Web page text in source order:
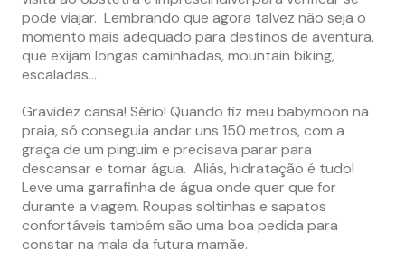
pode viajar. Lembrando que agora talvez não seja o
momento mais adequado para destinos de aventura,
que exijam longas caminhadas, mountain biking,
escaladas…
Gravidez cansa! Sério! Quando fiz meu babymoon na
praia, só conseguia andar uns 150 metros, com a
graça de um pinguim e precisava parar para
descansar e tomar água. Aliás, hidratação é tudo!
Leve uma garrafinha de água onde quer que for
durante a viagem. Roupas soltinhas e sapatos
confortáveis também são uma boa pedida para
constar na mala da futura mamãe.